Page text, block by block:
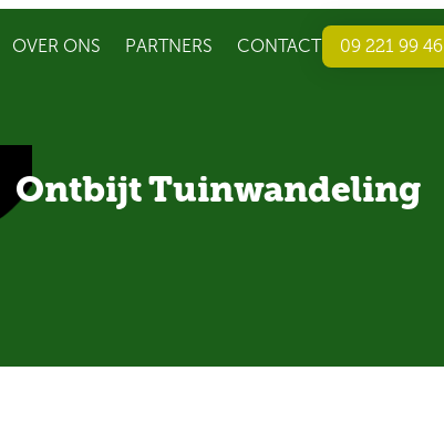
OVER ONS PARTNERS CONTACT 09 221 99 46
Ontbijt Tuinwandeling